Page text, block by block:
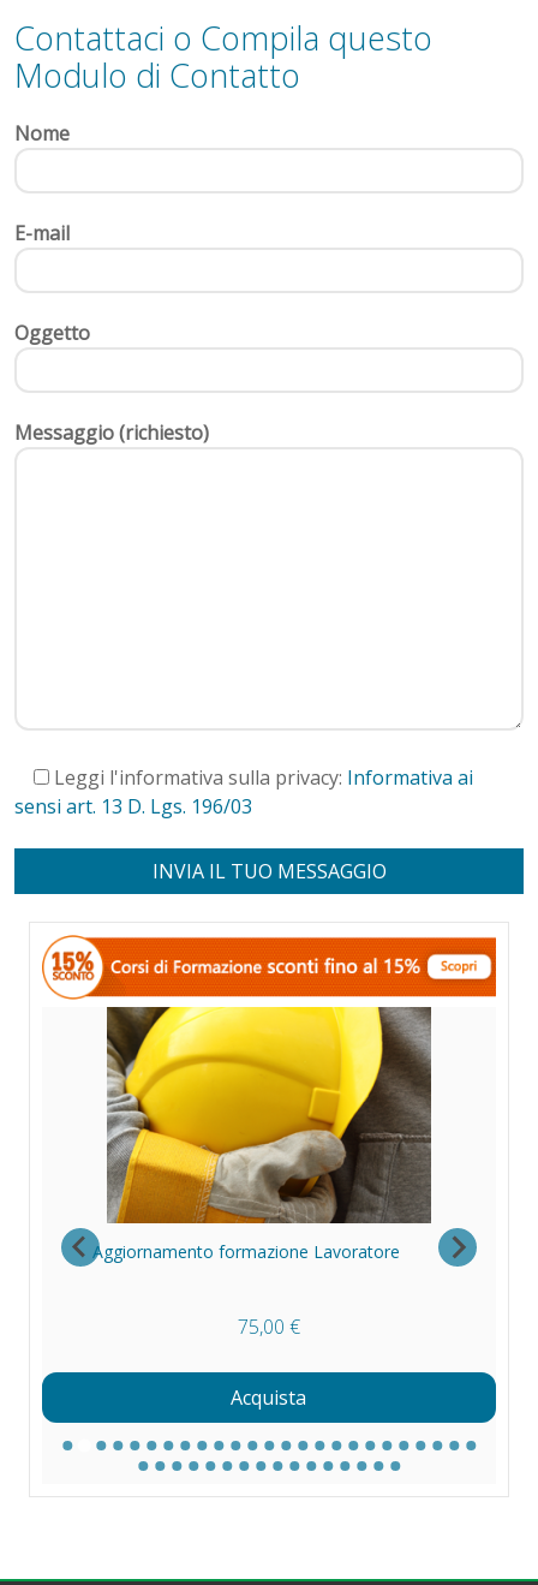
Contattaci o Compila questo
Modulo di Contatto
Nome
E-mail
Oggetto
Messaggio (richiesto)
Leggi l'informativa sulla privacy: Informativa ai
sensi art. 13 D. Lgs. 196/03
Aggiornamento formazione Lavoratore
75,00 €
Acquista